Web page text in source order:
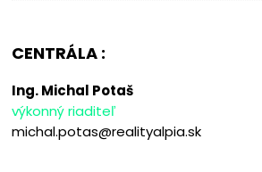
CENTRÁLA :
Ing. Michal Potaš
výkonný riaditeľ
michal.potas@realityalpia.sk